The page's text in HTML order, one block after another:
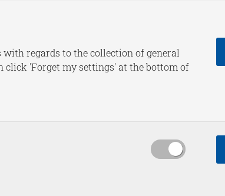
regards to the collection of general
'Forget my settings' at the bottom of